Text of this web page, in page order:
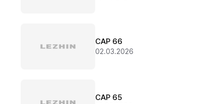
CAP 66
02.03.2026
CAP 65